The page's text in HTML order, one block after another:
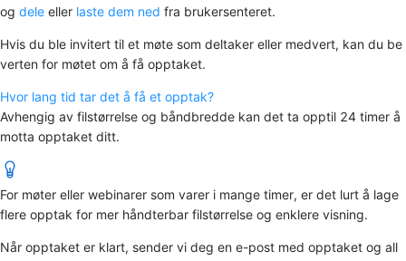
og dele eller laste dem ned fra brukersenteret.
Hvis du ble invitert til et møte som deltaker eller medvert, kan du be
verten for møtet om å få opptaket.
Hvor lang tid tar det å få et opptak?
Avhengig av filstørrelse og båndbredde kan det ta opptil 24 timer å
motta opptaket ditt.
For møter eller webinarer som varer i mange timer, er det lurt å lage
flere opptak for mer håndterbar filstørrelse og enklere visning.
Når opptaket er klart, sender vi deg en e-post med opptaket og all